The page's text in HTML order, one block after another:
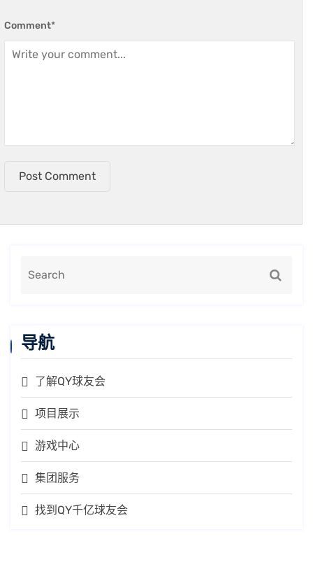
Comment*
Post Comment
导航
了解QY球友会
项目展示
游戏中心
集团服务
找到QY千亿球友会